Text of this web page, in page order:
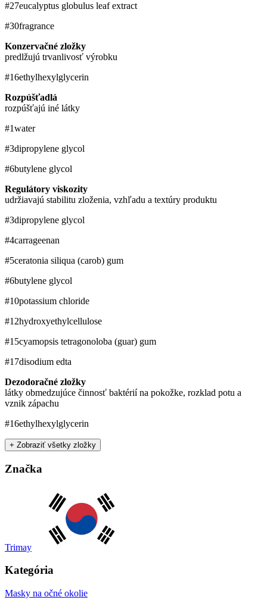
#27eucalyptus globulus leaf extract
#30fragrance
Konzervačné zložky
predlžujú trvanlivosť výrobku
#16ethylhexylglycerin
Rozpúšťadlá
rozpúšťajú iné látky
#1water
#3dipropylene glycol
#6​butylene glycol
Regulátory viskozity
udržiavajú stabilitu zloženia, vzhľadu a textúry produktu
#3dipropylene glycol
#4carrageenan
#5ceratonia siliqua (carob) gum
#6​butylene glycol
#10potassium chloride
#12​hydroxyethylcellulose
#15cyamopsis tetragonoloba (guar) gum
#17disodium edta
Dezodoračné zložky
látky obmedzujúce činnosť baktérií na pokožke, rozklad potu a
vznik zápachu
#16ethylhexylglycerin
+ Zobraziť všetky zložky
Značka
Trimay
Kategória
Masky na očné okolie